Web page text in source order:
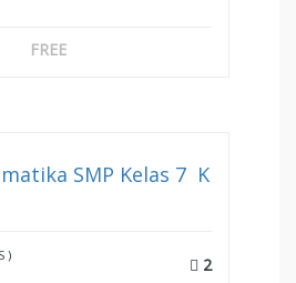
FREE
SMP Kelas 7 K
) 2